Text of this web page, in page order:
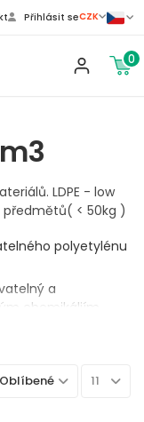
CZK
Přihlásit se
0
LDPE - low
< 50kg )
polyetylénu
a
chemikáliím,
Oblíbené 11